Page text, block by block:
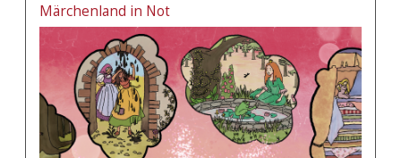
Märchenland in Not